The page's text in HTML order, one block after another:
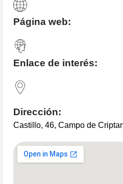
Página web:
Enlace de interés:
Dirección:
Castillo, 46, Campo de